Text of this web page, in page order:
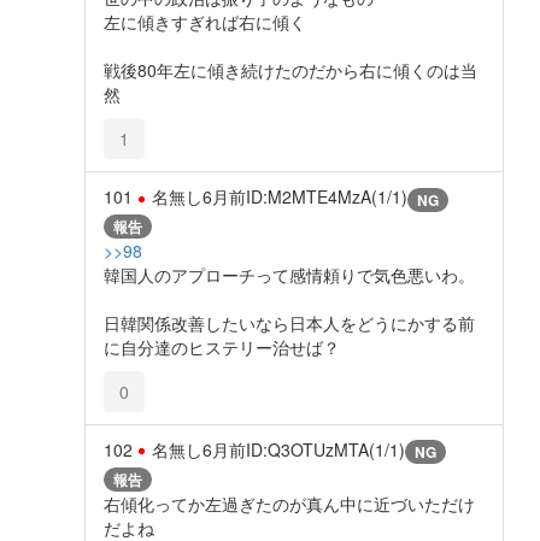
左に傾きすぎれば右に傾く
戦後80年左に傾き続けたのだから右に傾くのは当
然
1
101 名無し6月前ID:M2MTE4MzA(1/1) NG
報告
>>98
韓国人のアプローチって感情頼りで気色悪いわ。
日韓関係改善したいなら日本人をどうにかする前
に自分達のヒステリー治せば？
0
102 名無し6月前ID:Q3OTUzMTA(1/1) NG
報告
右傾化ってか左過ぎたのが真ん中に近づいただけ
だよね